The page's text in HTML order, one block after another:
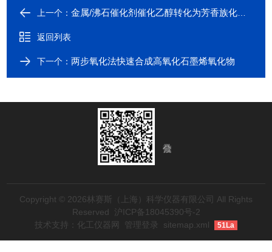
上一个：金属/沸石催化剂催化乙醇转化为芳香族化合物
返回列表
下一个：两步氧化法快速合成高氧化石墨烯氧化物
Copyright © 2026林赛斯（上海）科学仪器有限公司 All Rights
Reserved
沪ICP备18045390号-2
技术支持： 化工仪器网 管理登录 sitemap.xml 51La